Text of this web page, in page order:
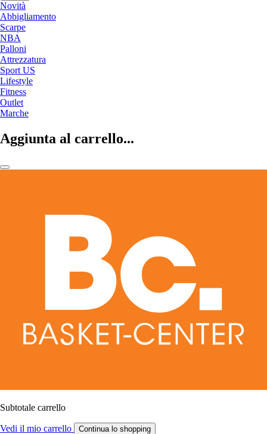
Novità
Abbigliamento
Scarpe
NBA
Palloni
Attrezzatura
Sport US
Lifestyle
Fitness
Outlet
Marche
Aggiunta al carrello...
Subtotale carrello
Vedi il mio carrello Continua lo shopping